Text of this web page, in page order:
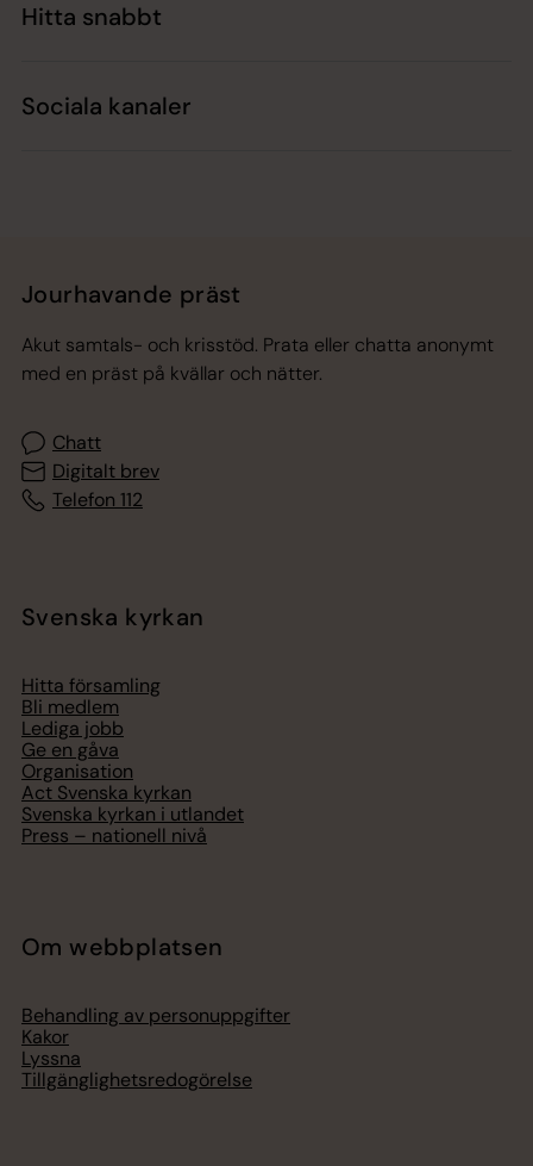
Hitta snabbt
Sociala kanaler
Jourhavande präst
Akut samtals- och krisstöd. Prata eller chatta anonymt
med en präst på kvällar och nätter.
Chatt
Digitalt brev
Telefon 112
Svenska kyrkan
Hitta församling
Bli medlem
Lediga jobb
Ge en gåva
Organisation
Act Svenska kyrkan
Svenska kyrkan i utlandet
Press – nationell nivå
Om webbplatsen
Behandling av personuppgifter
Kakor
Lyssna
Tillgänglighetsredogörelse